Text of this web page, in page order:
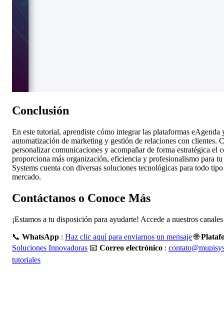
Conclusión
En este tutorial, aprendiste cómo integrar las plataformas
automatización de marketing y gestión de relaciones con clientes.
personalizar comunicaciones y acompañar de forma estratégica
proporciona más organización, eficiencia y profesionalismo para
Systems cuenta con diversas soluciones tecnológicas para todo
mercado.
Contáctanos o Conoce Más
¡Estamos a tu disposición para ayudarte! Accede a nuestros
📞 WhatsApp : Haz clic aquí para enviarnos un mensaje🌐
Soluciones Innovadoras 📧 Correo electrónico :
tutoriales